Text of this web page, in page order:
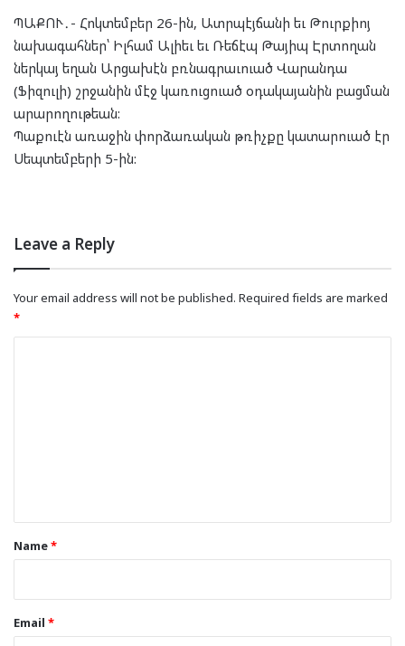
ՊԱՔՈՒ․- Հոկտեմբեր 26-ին, Ատրպէյճանի եւ Թուրքիոյ
նախագահներ՝ Իլհամ Ալիեւ եւ Ռեճէպ Թայիպ Էրտողան
ներկայ եղան Արցախէն բռնագրաւուած Վարանդա
(Ֆիզուլի) շրջանին մէջ կառուցուած օդակայանին բացման
արարողութեան:
Պաքուէն առաջին փորձառական թռիչքը կատարուած էր
Սեպտեմբերի 5-ին:
Leave a Reply
Your email address will not be published. Required fields are marked
*
*Name*
Email *